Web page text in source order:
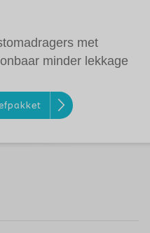
met
minder lekkage